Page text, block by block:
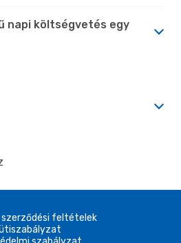
napi költségvetés egy
szerződési feltételek